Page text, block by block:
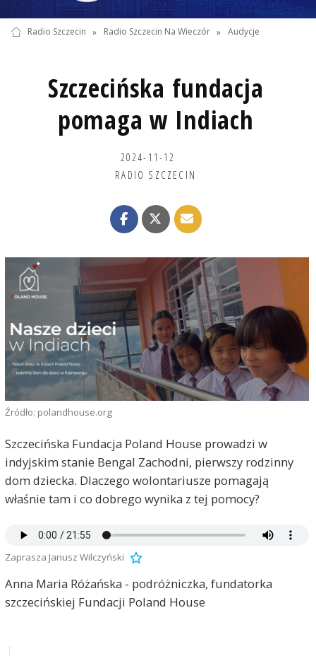
Radio Szczecin » Radio Szczecin Na Wieczór » Audycje
Szczecińska fundacja
pomaga w Indiach
2024-11-12
RADIO SZCZECIN
Źródło: polandhouse.org
Szczecińska Fundacja Poland House prowadzi w
indyjskim stanie Bengal Zachodni, pierwszy rodzinny
dom dziecka. Dlaczego wolontariusze pomagają
właśnie tam i co dobrego wynika z tej pomocy?
Zaprasza Janusz Wilczyński
Anna Maria Różańska - podróżniczka, fundatorka
szczecińskiej Fundacji Poland House